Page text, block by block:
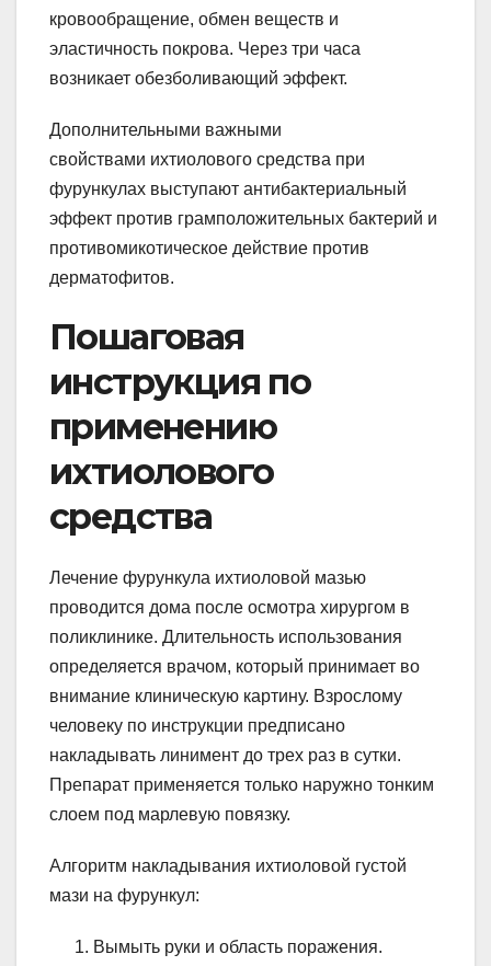
кровообращение, обмен веществ и
эластичность покрова. Через три часа
возникает обезболивающий эффект.
Дополнительными важными
свойствами ихтиолового средства при
фурункулах выступают антибактериальный
эффект против грамположительных бактерий и
противомикотическое действие против
дерматофитов.
Пошаговая
инструкция по
применению
ихтиолового
средства
Лечение фурункула ихтиоловой мазью
проводится дома после осмотра хирургом в
поликлинике. Длительность использования
определяется врачом, который принимает во
внимание клиническую картину. Взрослому
человеку по инструкции предписано
накладывать линимент до трех раз в сутки.
Препарат применяется только наружно тонким
слоем под марлевую повязку.
Алгоритм накладывания ихтиоловой густой
мази на фурункул:
Вымыть руки и область поражения.